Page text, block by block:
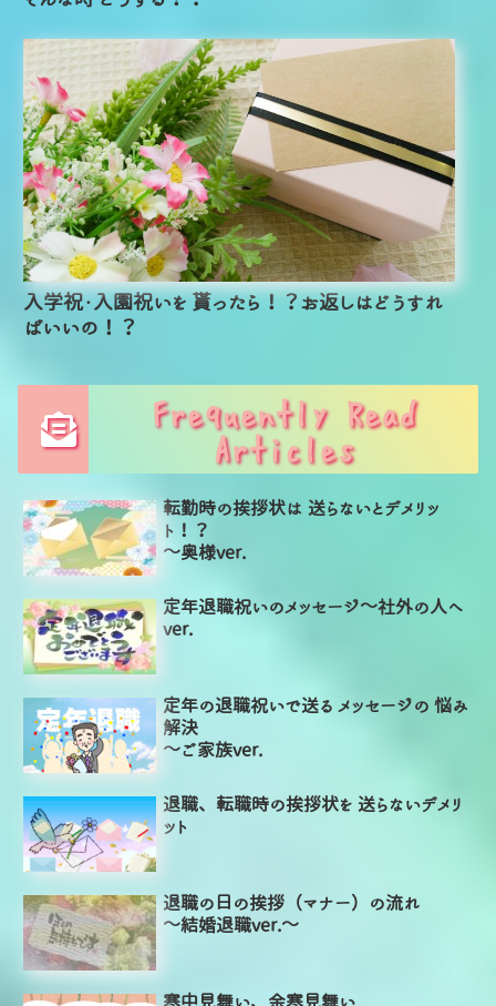
入学祝・入園祝いを 貰ったら！？お返しはどうすれ
ばいいの！？
Frequently Read
Articles
転勤時の挨拶状は 送らないとデメリッ
ト！？
～奥様ver.
定年退職祝いのメッセージ～社外の人へ
ver.
定年の退職祝いで送る メッセージの 悩み
解決
～ご家族ver.
退職、転職時の挨拶状を 送らないデメリ
ット
退職の日の挨拶（マナー）の流れ
～結婚退職ver.～
寒中見舞い、余寒見舞い